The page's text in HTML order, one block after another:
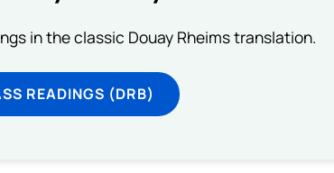
in the classic Douay Rheims translation.
READINGS (DRB)